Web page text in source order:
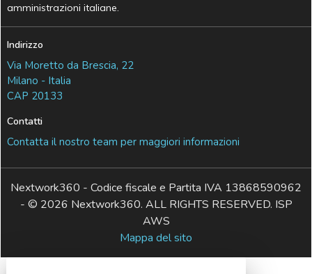
amministrazioni italiane.
Indirizzo
Via Moretto da Brescia, 22
Milano - Italia
CAP 20133
Contatti
Contatta il nostro team per maggiori informazioni
Nextwork360 - Codice fiscale e Partita IVA 13868590962
- © 2026 Nextwork360. ALL RIGHTS RESERVED. ISP
AWS
Mappa del sito